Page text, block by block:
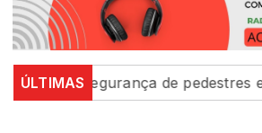
ÚLTIMAS
segurança de pedestres e